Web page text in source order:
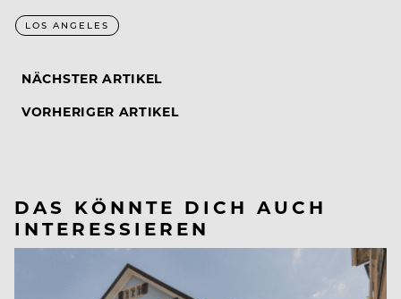
LOS ANGELES
NÄCHSTER ARTIKEL
VORHERIGER ARTIKEL
DAS KÖNNTE DICH AUCH
INTERESSIEREN